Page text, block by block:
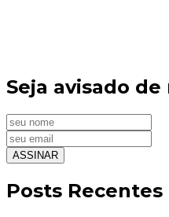
Seja avisado de
Posts Recentes